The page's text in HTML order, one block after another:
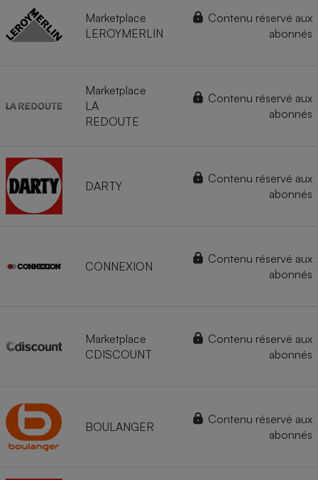
Marketplace
LEROYMERLIN
Contenu réservé aux
abonnés
Marketplace
LA
REDOUTE
Contenu réservé aux
abonnés
DARTY
Contenu réservé aux
abonnés
CONNEXION
Contenu réservé aux
abonnés
Marketplace
CDISCOUNT
Contenu réservé aux
abonnés
BOULANGER
Contenu réservé aux
abonnés